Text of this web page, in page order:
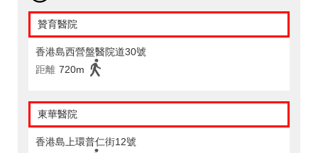
贊育醫院
香港島西營盤醫院道30號
距離 720m
東華醫院
香港島上環普仁街12號